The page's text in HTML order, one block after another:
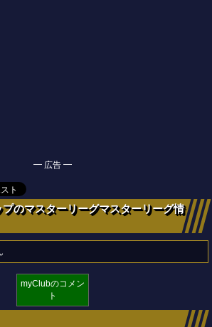
━ 広告 ━
のマスターリーグマスターリーグ情
myClubのコメン
ト